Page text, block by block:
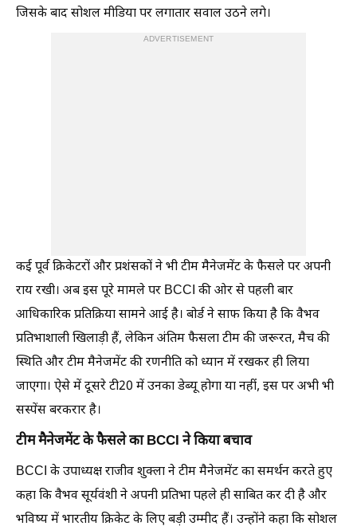
जिसके बाद सोशल मीडिया पर लगातार सवाल उठने लगे।
ADVERTISEMENT
कई पूर्व क्रिकेटरों और प्रशंसकों ने भी टीम मैनेजमेंट के फैसले पर अपनी
राय रखी। अब इस पूरे मामले पर BCCI की ओर से पहली बार
आधिकारिक प्रतिक्रिया सामने आई है। बोर्ड ने साफ किया है कि वैभव
प्रतिभाशाली खिलाड़ी हैं, लेकिन अंतिम फैसला टीम की जरूरत, मैच की
स्थिति और टीम मैनेजमेंट की रणनीति को ध्यान में रखकर ही लिया
जाएगा। ऐसे में दूसरे टी20 में उनका डेब्यू होगा या नहीं, इस पर अभी भी
सस्पेंस बरकरार है।
टीम मैनेजमेंट के फैसले का BCCI ने किया बचाव
BCCI के उपाध्यक्ष राजीव शुक्ला ने टीम मैनेजमेंट का समर्थन करते हुए
कहा कि वैभव सूर्यवंशी ने अपनी प्रतिभा पहले ही साबित कर दी है और
भविष्य में भारतीय क्रिकेट के लिए बड़ी उम्मीद हैं। उन्होंने कहा कि सोशल